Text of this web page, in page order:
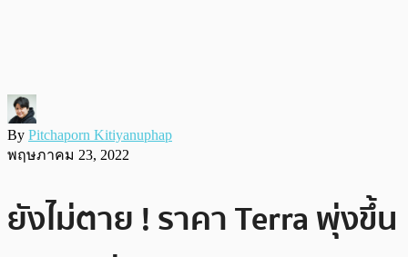
By Pitchaporn Kitiyanuphap
พฤษภาคม 23, 2022
ยังไม่ตาย ! ราคา Terra พุ่งขึ้น